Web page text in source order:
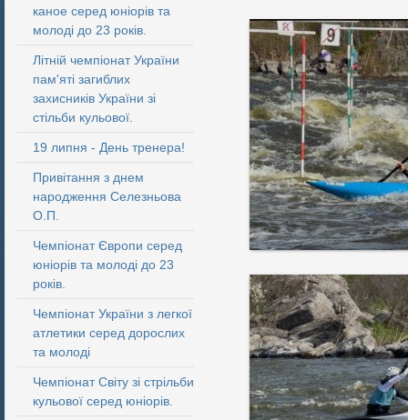
каное серед юніорів та
молоді до 23 років.
Літній чемпіонат України
пам'яті загиблих
захисників України зі
стільби кульової.
19 липня - День тренера!
Привітання з днем
народження Селезньова
О.П.
Чемпіонат Європи серед
юніорів та молоді до 23
років.
Чемпіонат України з легкої
атлетики серед дорослих
та молоді
Чемпіонат Світу зі стрільби
кульової серед юніорів.